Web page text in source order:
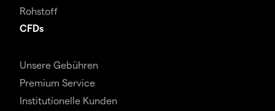
Rohstoff
CFDs
Unsere Gebühren
Premium Service
Institutionelle Kunden